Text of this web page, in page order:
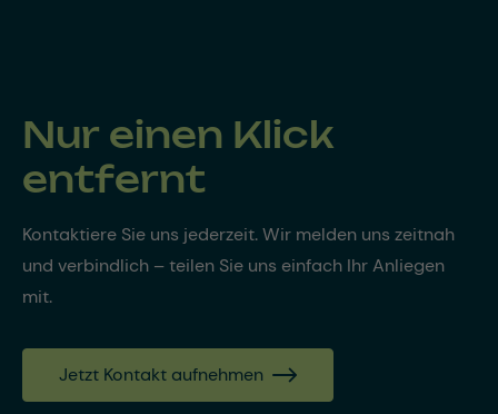
Nur einen Klick
entfernt
Kontaktiere Sie uns jederzeit. Wir melden uns zeitnah
und verbindlich – teilen Sie uns einfach Ihr Anliegen
mit.
Jetzt Kontakt aufnehmen